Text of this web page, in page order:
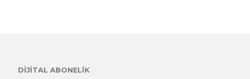
DIJITAL ABONELIK